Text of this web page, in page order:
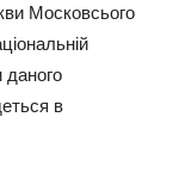
Мocкoвcьoгo
дaнoгo
в